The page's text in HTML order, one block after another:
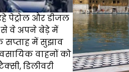
पेट्रोल और डीजल
से वे अपने बेड़े में
सप्ताह में सुझाव
वाहनों को
डिलीवरी